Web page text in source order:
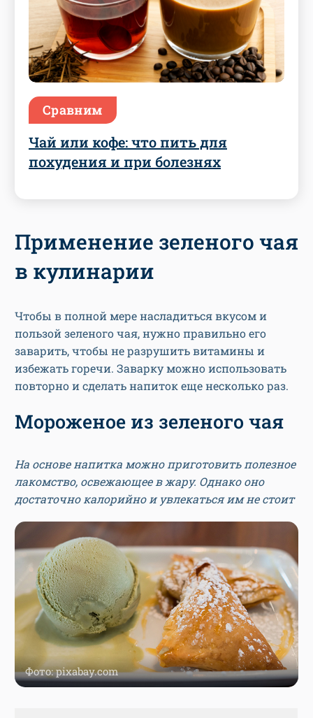
Сравним
Чай или кофе: что пить для
похудения и при болезнях
Применение зеленого чая
в кулинарии
Чтобы в полной мере насладиться вкусом и
пользой зеленого чая, нужно правильно его
заварить, чтобы не разрушить витамины и
избежать горечи. Заварку можно использовать
повторно и сделать напиток еще несколько раз.
Мороженое из зеленого чая
На основе напитка можно приготовить полезное
лакомство, освежающее в жару. Однако оно
достаточно калорийно и увлекаться им не стоит
Фото: pixabay.com